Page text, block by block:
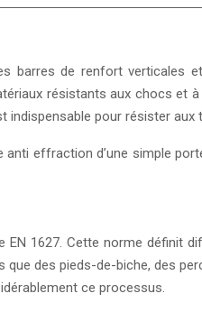
barres de renfort verticales
résistants aux chocs et
pour résister aux
effraction d’une simple
1627. Cette norme définit
des pieds-de-biche, des
ce processus.